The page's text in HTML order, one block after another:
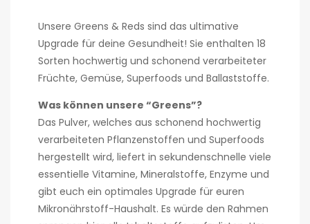
Unsere Greens & Reds sind das ultimative
Upgrade für deine Gesundheit! Sie enthalten 18
Sorten hochwertig und schonend verarbeiteter
Früchte, Gemüse, Superfoods und Ballaststoffe.
Was können unsere “Greens”?
Das Pulver, welches aus schonend hochwertig
verarbeiteten Pflanzenstoffen und Superfoods
hergestellt wird, liefert in sekundenschnelle viele
essentielle Vitamine, Mineralstoffe, Enzyme und
gibt euch ein optimales Upgrade für euren
Mikronährstoff-Haushalt. Es würde den Rahmen